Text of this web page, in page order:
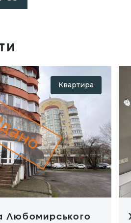
Квартира
Любомирського